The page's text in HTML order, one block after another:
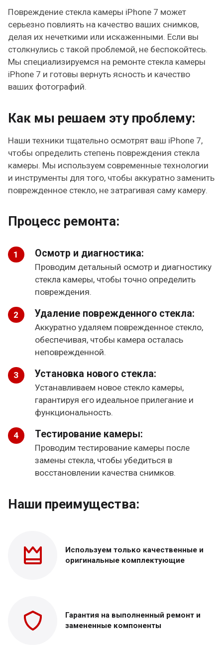
Повреждение стекла камеры iPhone 7 может
серьезно повлиять на качество ваших снимков,
делая их нечеткими или искаженными. Если вы
столкнулись с такой проблемой, не беспокойтесь.
Мы специализируемся на ремонте стекла камеры
iPhone 7 и готовы вернуть ясность и качество
ваших фотографий.
Как мы решаем эту проблему:
Наши техники тщательно осмотрят ваш iPhone 7,
чтобы определить степень повреждения стекла
камеры. Мы используем современные технологии
и инструменты для того, чтобы аккуратно заменить
поврежденное стекло, не затрагивая саму камеру.
Процесс ремонта:
Осмотр и диагностика:
Проводим детальный осмотр и диагностику
стекла камеры, чтобы точно определить
повреждения.
Удаление поврежденного стекла:
Аккуратно удаляем поврежденное стекло,
обеспечивая, чтобы камера осталась
неповрежденной.
Установка нового стекла:
Устанавливаем новое стекло камеры,
гарантируя его идеальное прилегание и
функциональность.
Тестирование камеры:
Проводим тестирование камеры после
замены стекла, чтобы убедиться в
восстановлении качества снимков.
Наши преимущества:
Используем только качественные и
оригинальные комплектующие
Гарантия на выполненный ремонт и
замененные компоненты